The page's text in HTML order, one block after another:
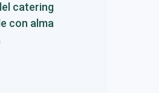
catering
con alma